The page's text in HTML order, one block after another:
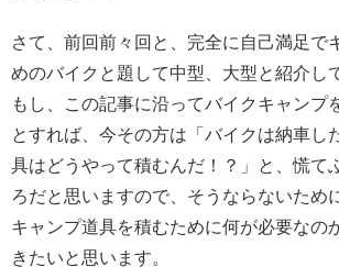
さて、前回前々回と、完全に自己満足で
めのバイクと題して中型、大型と紹介し
もし、この記事に沿ってバイクキャンプ
とすれば、今その方は「バイクは納車し
具はどうやって積むんだ！？」と、慌て
ろだと思いますので、そうならないため
キャンプ道具を積むために何が必要なの
きたいと思います。